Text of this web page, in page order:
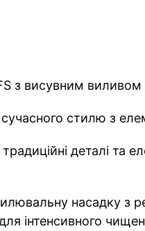
з висувним
стилю з
деталі та
насадку